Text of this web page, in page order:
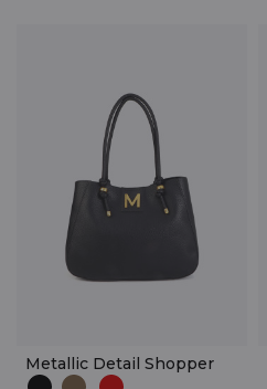
Metallic Detail Shopper